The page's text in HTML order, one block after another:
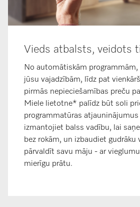
Vieds atbalsts, veidots
No automātiskām programmām,
jūsu vajadzībām, līdz pat
pirmās nepieciešamības preču
Miele lietotne* palīdz būt soli
programmatūras
izmantojiet balss vadību, lai
bez rokām, un izbaudiet gudrāku
pārvaldīt savu māju - ar
mierīgu prātu.